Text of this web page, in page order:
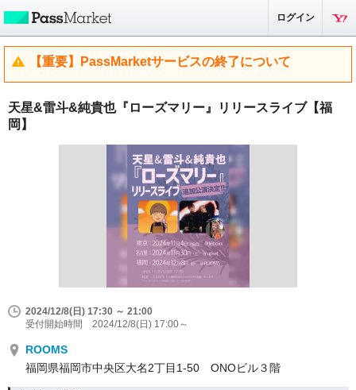
ログイン
【重要】PassMarketサービスの終了について
天星&雷斗&純貴也『ローズマリー』リリースライブ【福
岡】
2024/12/8(日) 17:30 ～ 21:00
受付開始時間 2024/12/8(日) 17:00～
ROOMS
福岡県福岡市中央区大名2丁目1-50 ONOビル３階